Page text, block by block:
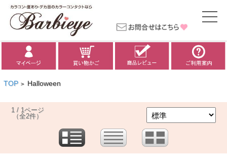
TOP > Halloween
1 / 1ページ
（全2件）